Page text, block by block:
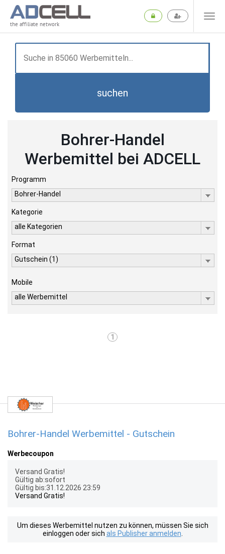
the affiliate network
suchen
Bohrer-Handel
Werbemittel bei ADCELL
Programm
Bohrer-Handel
Kategorie
alle Kategorien
Format
Gutschein (1)
Mobile
alle Werbemittel
1
Bohrer-Handel Werbemittel - Gutschein
Werbecoupon
Versand Gratis!
Gültig ab:sofort
Gültig bis:31.12.2026 23:59
Versand Gratis!
Um dieses Werbemittel nutzen zu können, müssen Sie sich
einloggen oder sich als Publisher anmelden